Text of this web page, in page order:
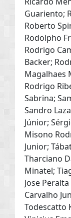
Guariento;
Roberto
Rodolpho
Rodrigo
Backer;
Magalhaes
Rodrigo
Sabrina;
Sandro
Júnior;
Misono
Junior;
Tharciano
Minatel;
Jose
Carvalho
Todescatto